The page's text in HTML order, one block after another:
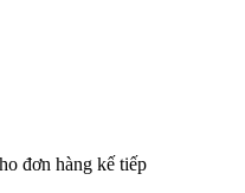
đơn hàng kế tiếp